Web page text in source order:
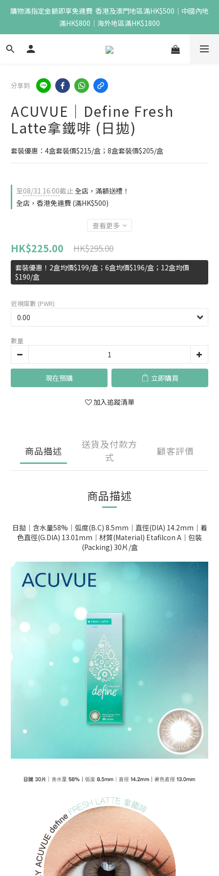
購物滿指定金額即享免運費  香港及澳門地區滿HK$500｜中國內地
滿HK$800｜海外地區滿HK$1800
分享到
ACUVUE｜Define Fresh
Latte拿鐵啡 (日拋)
套裝優惠：4盒套裝價$215/盒；8盒套裝價$205/盒
至08/31 16:00截止全店，滿額送禮！
全店，香港免運費 (滿HK$500)
查看更多
HK$225.00 HK$295.00
套裝優惠！2盒均價$199/盒；6盒均價$196/盒；12盒均價
$190/盒
近視度數 (PWR)
數量
現在預購 立即購買
加入追蹤清單
商品描述
送貨及付款方
式
顧客評價
商品描述
日拋｜含水量58%｜弧度(B.C) 8.5mm｜直徑(DIA) 14.2mm｜着
色直徑(G.DIA) 13.01mm｜材質(Material) Etafilcon A｜包裝
(Packing) 30片/盒